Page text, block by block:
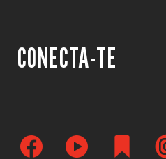
CONECTA-TE